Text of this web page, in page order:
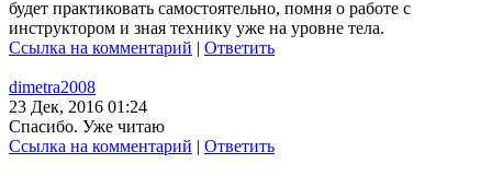
будет практиковать самостоятельно, помня о работе с
инструктором и зная технику уже на уровне тела.
Ссылка на комментарий | Ответить
dimetra2008
23 Дек, 2016 01:24
Спасибо. Уже читаю
Ссылка на комментарий | Ответить